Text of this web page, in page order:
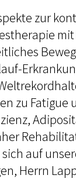
zur
zu
sich auf
Herrn